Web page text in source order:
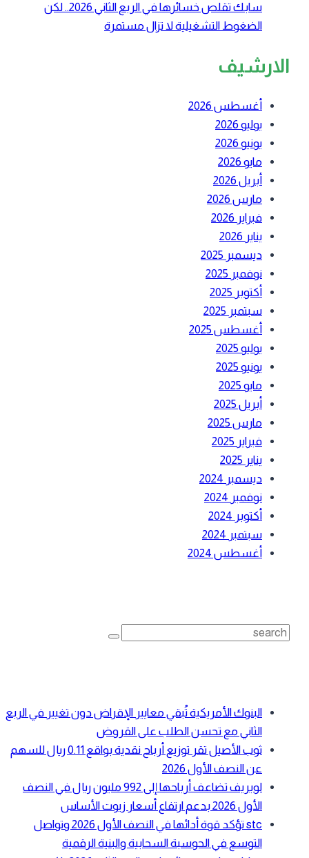
سابك تقلص خسائرها في الربع الثاني 2026.. لكن
الضغوط التشغيلية لا تزال مستمرة
الارشيف
أغسطس 2026
يوليو 2026
يونيو 2026
مايو 2026
أبريل 2026
مارس 2026
فبراير 2026
يناير 2026
ديسمبر 2025
نوفمبر 2025
أكتوبر 2025
سبتمبر 2025
أغسطس 2025
يوليو 2025
يونيو 2025
مايو 2025
أبريل 2025
مارس 2025
فبراير 2025
يناير 2025
ديسمبر 2024
نوفمبر 2024
أكتوبر 2024
سبتمبر 2024
أغسطس 2024
Search
البنوك الأمريكية تُبقي معايير الإقراض دون تغيير في الربع
الثاني مع تحسن الطلب على القروض
ثوب الأصيل تقر توزيع أرباح نقدية بواقع 0.11 ريال للسهم
عن النصف الأول 2026
لوبريف تضاعف أرباحها إلى 992 مليون ريال في النصف
الأول 2026 بدعم ارتفاع أسعار زيوت الأساس
stc تؤكد قوة أدائها في النصف الأول 2026 وتواصل
التوسع في الحوسبة السحابية والبنية الرقمية